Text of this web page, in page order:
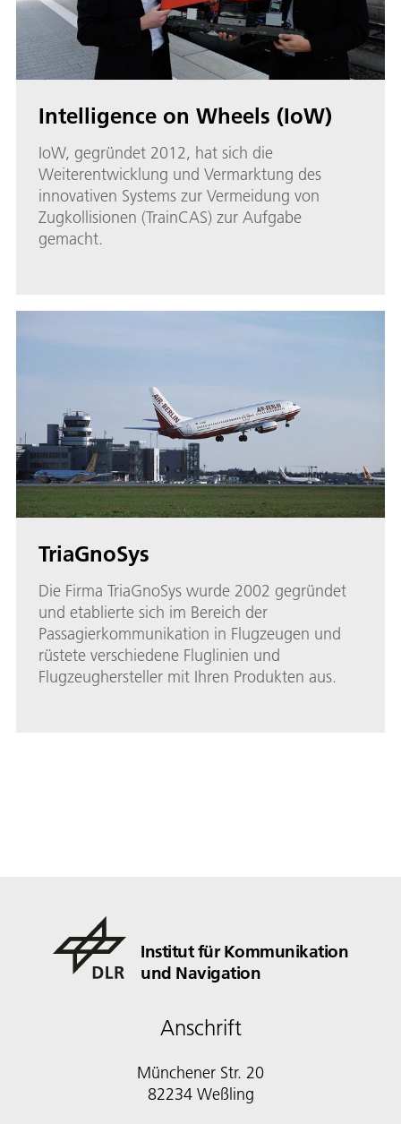
Intelligence on Wheels (IoW)
IoW, gegründet 2012, hat sich die
Weiterentwicklung und Vermarktung des
innovativen Systems zur Vermeidung von
Zugkollisionen (TrainCAS) zur Aufgabe
gemacht.
TriaGnoSys
Die Firma TriaGnoSys wurde 2002 gegründet
und etablierte sich im Bereich der
Passagierkommunikation in Flugzeugen und
rüstete verschiedene Fluglinien und
Flugzeughersteller mit Ihren Produkten aus.
Institut für Kommunikation
und Navigation
Anschrift
Münchener Str. 20
82234 Weßling